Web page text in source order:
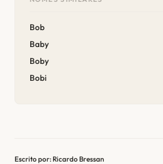
Bob
Baby
Boby
Bobi
Escrito por: Ricardo Bressan